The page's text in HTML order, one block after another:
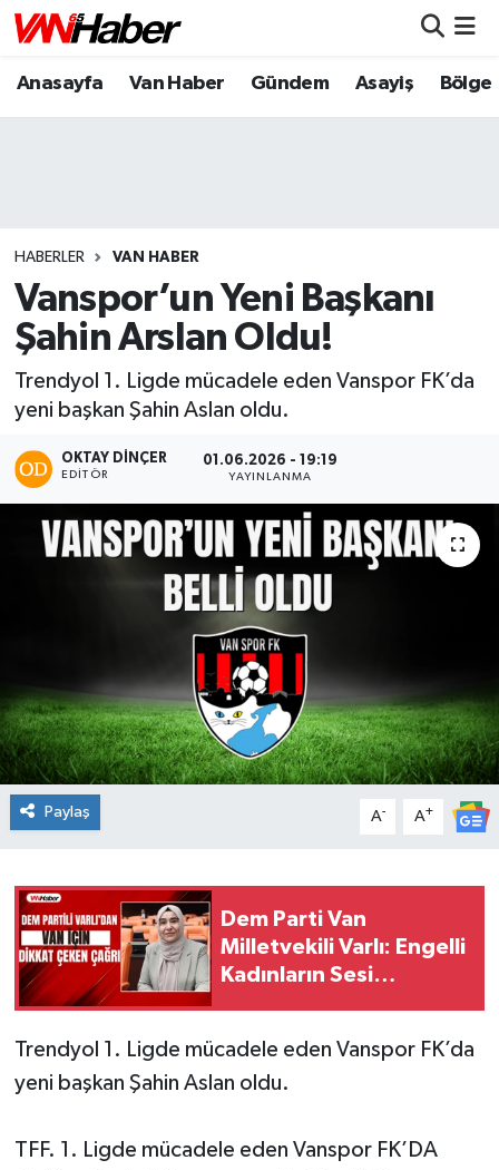
Anasayfa Van Haber Gündem Asayiş Bölge
HABERLER VAN HABER
Vanspor’un Yeni Başkanı
Şahin Arslan Oldu!
Trendyol 1. Ligde mücadele eden Vanspor FK’da
yeni başkan Şahin Aslan oldu.
OKTAY DİNÇER
EDITÖR
01.06.2026 - 19:19
YAYINLANMA
Paylaş A- A+
Dem Parti Van
Milletvekili Varlı: Engelli
Kadınların Sesi
Trendyol 1. Ligde mücadele eden Vanspor FK’da
yeni başkan Şahin Aslan oldu.
TFF. 1. Ligde mücadele eden Vanspor FK’DA
Nöbetçi Eczaneler
Puan Durumu ve Fikstür
Tüm Manşetler
Son Dakika Haberleri
Haber Arşivi